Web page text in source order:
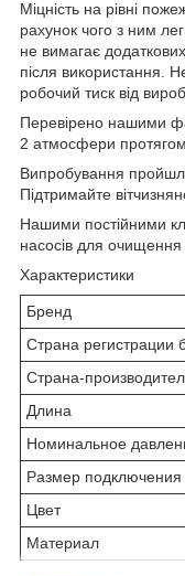
Міцність на рівні
рахунок чого з ним
не вимагає
після використання.
робочий тиск від
Перевірено нашими
2 атмосфери
Випробування
Підтримайте
Нашими постійними
насосів для очищення
Характеристики
Бренд
Страна регистрации
Страна-
Длина
Номинальное
Размер подключения
Цвет
Материал